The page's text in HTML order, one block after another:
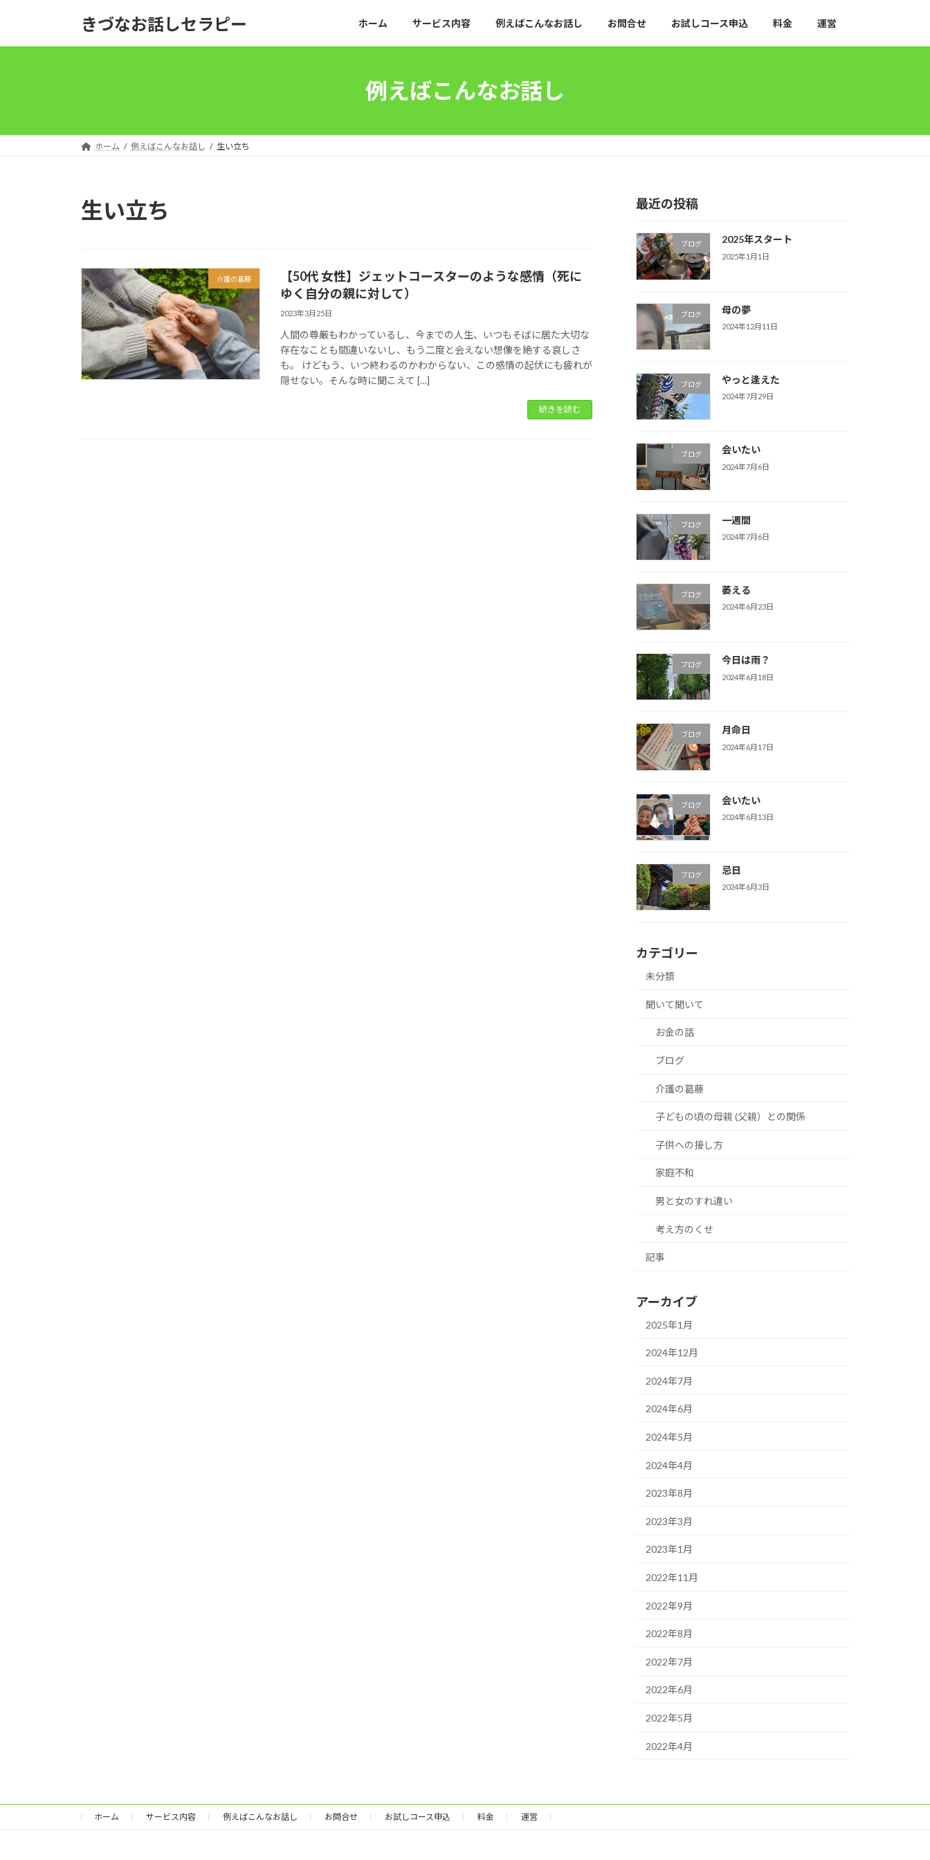
きづなお話しセラピー ホーム サービス内容 例えばこんなお話し お問合せ お試しコース申込 料金 運営
例えばこんなお話し
ホーム 例えばこんなお話し 生い立ち
生い立ち
介護の葛藤
【50代 女性】ジェットコースターのような感情（死に
ゆく自分の親に対して）
2023年3月25日
人間の尊厳もわかっているし、今までの人生、いつもそばに居た大切な
存在なことも間違いないし、もう二度と会えない想像を絶する哀しさ
も。 けどもう、いつ終わるのかわからない、この感情の起伏にも疲れが
隠せない。そんな時に聞こえて […]
続きを読む
最近の投稿
ブログ 2025年スタート
2025年1月1日
ブログ 母の夢
2024年12月11日
ブログ やっと逢えた
2024年7月29日
ブログ 会いたい
2024年7月6日
ブログ 一週間
2024年7月6日
ブログ 萎える
2024年6月23日
ブログ 今日は雨？
2024年6月18日
ブログ 月命日
2024年6月17日
ブログ 会いたい
2024年6月13日
ブログ 忌日
2024年6月3日
カテゴリー
未分類
聞いて聞いて
お金の話
ブログ
介護の葛藤
子どもの頃の母親 (父親）との関係
子供への接し方
家庭不和
男と女のすれ違い
考え方のくせ
記事
アーカイブ
2025年1月
2024年12月
2024年7月
2024年6月
2024年5月
2024年4月
2023年8月
2023年3月
2023年1月
2022年11月
2022年9月
2022年8月
2022年7月
2022年6月
2022年5月
2022年4月
ホーム サービス内容 例えばこんなお話し お問合せ お試しコース申込 料金 運営